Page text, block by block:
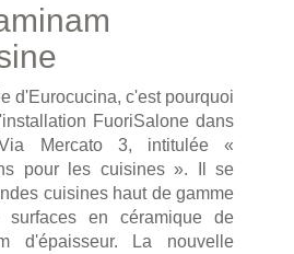
d'Eurocucina, c'est pourquoi
FuoriSalone dans
Mercato 3, intitulée «
pour les cuisines ». Il se
cuisines haut de gamme
surfaces en céramique de
d'épaisseur. La nouvelle